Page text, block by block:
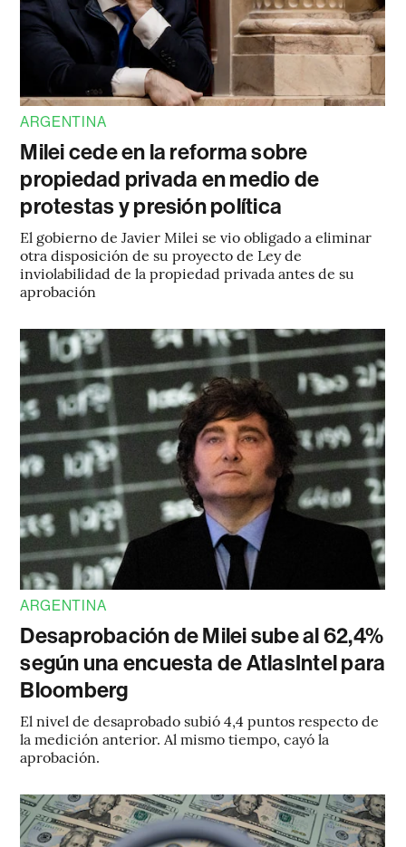
ARGENTINA
Milei cede en la reforma sobre
propiedad privada en medio de
protestas y presión política
El gobierno de Javier Milei se vio obligado a eliminar
otra disposición de su proyecto de Ley de
inviolabilidad de la propiedad privada antes de su
aprobación
ARGENTINA
Desaprobación de Milei sube al 62,4%
según una encuesta de AtlasIntel para
Bloomberg
El nivel de desaprobado subió 4,4 puntos respecto de
la medición anterior. Al mismo tiempo, cayó la
aprobación.